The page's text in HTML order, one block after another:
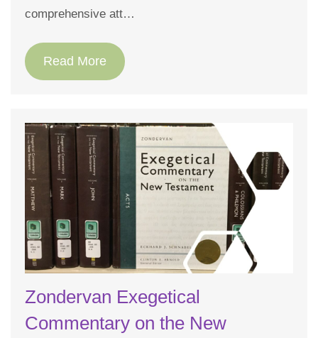
comprehensive att…
Read More
Zondervan Exegetical
Commentary on the New